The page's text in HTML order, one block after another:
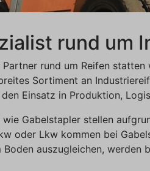
rund um
rund um Reifen
Sortiment an
Einsatz in Produktion,
Gabelstapler stellen
oder Lkw kommen bei
Boden auszugleichen,